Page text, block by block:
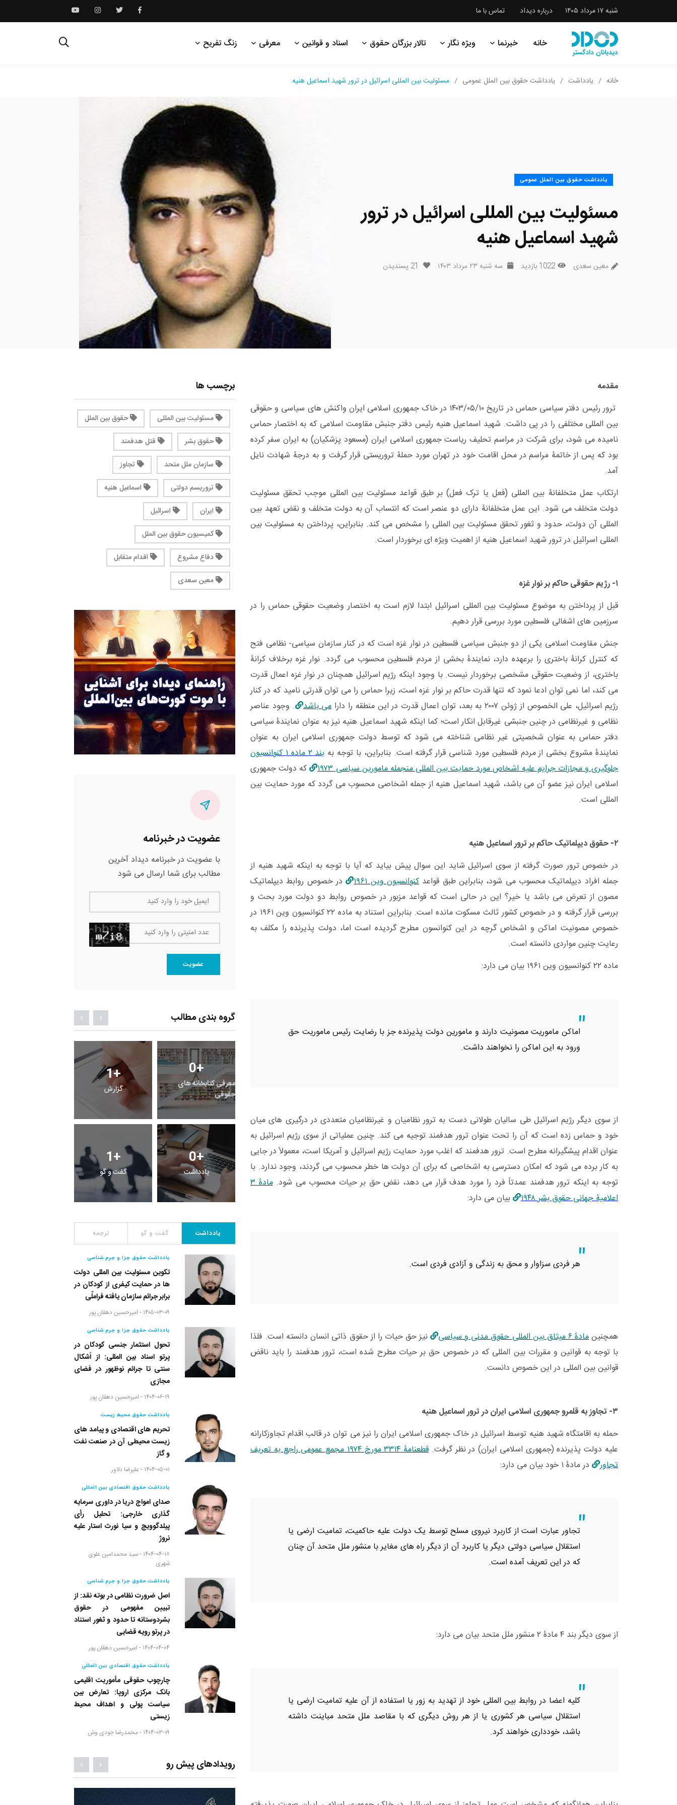
شنبه ۱۷ مرداد ۱۴۰۵ درباره دیداد تماس با ما
خانه خبرنما ویژه نگار تالار بزرگان حقوق اسناد و قوانین معرفی زنگ تفریح
خانه یادداشت یادداشت حقوق بین الملل عمومی مسئولیت بین المللی اسرائیل در ترور شهید اسماعیل هنیه
یادداشت حقوق بین الملل عمومی
مسئولیت بین المللی اسرائیل در ترور
شهید اسماعیل هنیه
معین سعدی 1022 بازدید سه شنبه ۲۳ مرداد ۱۴۰۳ 21 پسندیدن
مقدمه
ترور رئیس دفتر سیاسی حماس در تاریخ ۱۴۰۳/۰۵/۱۰ در خاک جمهوری اسلامی ایران واکنش های سیاسی و حقوقی
بین المللی مختلفی را در پی داشت. شهید اسماعیل هنیه رئیس دفتر جنبش مقاومت اسلامی که به اختصار حماس
نامیده می شود، برای شرکت در مراسم تحلیف ریاست جمهوری اسلامی ایران (مسعود پزشکیان) به ایران سفر کرده
بود که پس از خاتمۀ مراسم در محل اقامت خود در تهران مورد حملۀ تروریستی قرار گرفت و به درجۀ شهادت نایل
آمد.
ارتکاب عمل متخلفانۀ بین المللی (فعل یا ترک فعل) بر طبق قواعد مسئولیت بین المللی موجب تحقق مسئولیت
دولت متخلف می شود. این عمل متخلفانۀ دارای دو عنصر است که انتساب آن به دولت متخلف و نقض تعهد بین
المللی آن دولت، حدود و ثغور تحقق مسئولیت بین المللی را مشخص می کند. بنابراین، پرداختن به مسئولیت بین
المللی اسرائیل در ترور شهید اسماعیل هنیه از اهمیت ویژه ای برخوردار است.
۱- رژیم حقوقی حاکم بر نوار غزه
قبل از پرداختن به موضوع مسئولیت بین المللی اسرائیل ابتدا لازم است به اختصار وضعیت حقوقی حماس را در
سرزمین های اشغالی فلسطین مورد بررسی قرار دهیم.
جنش مقاومت اسلامی یکی از دو جنبش سیاسی فلسطین در نوار غزه است که در کنار سازمان سیاسی- نظامی فتح
که کنترل کرانۀ باختری را برعهده دارد، نمایندۀ بخشی از مردم فلسطین محسوب می گردد. نوار غزه برخلاف کرانۀ
باختری، از وضعیت حقوقی مشخصی برخوردار نیست. با وجود اینکه رژیم اسرائیل همچنان در نوار غزه اعمال قدرت
می کند، اما نمی توان ادعا نمود که تنها قدرت حاکم بر نوار غزه است، زیرا حماس را می توان قدرتی نامید که در کنار
رژیم اسرائیل، علی الخصوص از ژوئن ۲۰۰۷ به بعد، توان اعمال قدرت در این منطقه را دارا
می باشد
. وجود عناصر
نظامی و غیرنظامی در چنین جنبشی غیرقابل انکار است؛ کما اینکه شهید اسماعیل هنیه نیز به عنوان نمایندۀ سیاسی
دفتر حماس به عنوان شخصیتی غیر نظامی شناخته می شود که توسط دولت جمهوری اسلامی ایران به عنوان
نمایندۀ مشروع بخشی از مردم فلسطین مورد شناسی قرار گرفته است. بنابراین، با توجه به
بند ۲ ماده ۱ کنوانسیون
جلوگیری و مجازات جرایم علیه اشخاص مورد حمایت بین المللی منجمله مامورین سیاسی ۱۹۷۳
که دولت جمهوری
اسلامی ایران نیز عضو آن می باشد، شهید اسماعیل هنیه از جمله اشخاصی محسوب می گردد که مورد حمایت بین
المللی است.
۲- حقوق دیپلماتیک حاکم بر ترور اسماعیل هنیه
در خصوص ترور صورت گرفته از سوی اسرائیل شاید این سوال پیش بیاید که آیا با توجه به اینکه شهید هنیه از
جمله افراد دیپلماتیک محسوب می شود، بنابراین طبق قواعد کنوانسیون وین ۱۹۶۱
در خصوص روابط دیپلماتیک
مصون از تعرض می باشد یا خیر؟ این در حالی است که قواعد مزبور در خصوص روابط دو دولت مورد بحث و
بررسی قرار گرفته و در خصوص کشور ثالث مسکوت مانده است. بنابراین استناد به ماده ۲۲ کنوانسیون وین ۱۹۶۱ در
خصوص مصونیت اماکن و اشخاص گرچه در این کنوانسون مطرح گردیده است اما، دولت پذیرنده را مکلف به
رعایت چنین مواردی دانسته است.
ماده ۲۲ کنوانسیون وین ۱۹۶۱ بیان می دارد:
اماکن ماموریت مصونیت دارند و مامورین دولت پذیرنده جز با رضایت رئیس ماموریت حق
ورود به این اماکن را نخواهند داشت.
از سوی دیگر رژیم اسرائیل طی سالیان طولانی دست به ترور نظامیان و غیرنظامیان متعددی در درگیری های میان
خود و حماس زده است که آن را تحت عنوان ترور هدفمند توجیه می کند. چنین عملیاتی از سوی رژیم اسرائیل به
عنوان اقدام پیشگیرانه مطرح است. ترور هدفمند که اغلب مورد حمایت رژیم اسرائیل و آمریکا است، معمولاً در جایی
به کار برده می شود که امکان دسترسی به اشخاصی که برای آن دولت ها خطر محسوب می گردند، وجود ندارد. با
توجه به اینکه ترور هدفمند عمدتاً فرد را مورد هدف قرار می دهد، نقض حق بر حیات محسوب می شود.
مادۀ ۳
اعلامیۀ جهانی حقوق بشر ۱۹۴۸
بیان می دارد:
هر فردی سزاوار و محق به زندگی و آزادی فردی است.
همچنینمادۀ ۶ میثاق بین المللی حقوق مدنی و سیاسی
نیز حق حیات را از حقوق ذاتی انسان دانسته است. فلذا
با توجه به قوانین و مقررات بین المللی که در خصوص حق بر حیات مطرح شده است، ترور هدفمند را باید ناقض
قوانین بین المللی در این خصوص دانست.
۳- تجاوز به قلمرو جمهوری اسلامی ایران در ترور اسماعیل هنیه
حمله به اقامتگاه شهید هنیه توسط اسرائیل در خاک جمهوری اسلامی ایران را نیز می توان در قالب اقدام تجاوزکارانه
علیه دولت پذیرنده (جمهوری اسلامی ایران) در نظر گرفت.
قطعنامۀ ۳۳۱۴ مورخ ۱۹۷۴ مجمع عمومی راجع به تعریف
تجاور
در مادۀ ۱ خود بیان می دارد:
تجاور عبارت است از کاربرد نیروی مسلح توسط یک دولت علیه حاکمیت، تمامیت ارضی یا
استقلال سیاسی دولتی دیگر یا کاربرد آن از دیگر راه های مغایر با منشور ملل متحد آن چنان
که در این تعریف آمده است.
از سوی دیگر بند ۴ مادۀ ۲ منشور ملل متحد بیان می دارد:
کلیه اعضا در روابط بین المللی خود از تهدید به زور یا استفاده از آن علیه تمامیت ارضی یا
استقلال سیاسی هر کشوری یا از هر روش دیگری که با مقاصد ملل متحد مباینت داشته
باشد، خودداری خواهند کرد.
برچسب ها
مسئولیت بین المللی
حقوق بین الملل
حقوق بشر
قتل هدفمند
سازمان ملل متحد
تجاوز
تروریسم دولتی
اسماعیل هنیه
ایران
اسرائیل
کمیسیون حقوق بین الملل
دفاع مشروع
اقدام متقابل
معین سعدی
عضویت در خبرنامه
با عضویت در خبرنامه دیداد آخرین
مطالب برای شما ارسال می شود
ایمیل خود را وارد کنید
عدد امنیتی را وارد کنید
عضویت
گروه بندی مطالب
1+
گزارش
0+
معرفی کتابخانه های
حقوقی
1+
گفت و گو
0+
یادداشت
10+
فراخوان مقاله
82+
رویداد
1+
حقوق و هنر
2+
معرفی کتاب های حقوقی
1+
گفت و گو
یادداشت گفت و گو ترجمه
یادداشت حقوق جزا و جرم شناسی
تکوین مسئولیت بین المللی دولت
ها در حمایت کیفری از کودکان در
برابر جرائم سازمان یافته فراملّی
۱۴۰۵-۰۳-۰۹ - امیرحسین دهقان پور
یادداشت حقوق جزا و جرم شناسی
تحول استثمار جنسی کودکان در
پرتو اسناد بین المللی: از اَشکال
سنتی تا جرائم نوظهور در فضای
مجازی
۱۴۰۴-۰۶-۱۹ - امیرحسین دهقان پور
یادداشت حقوق محیط زیست
تحریم های اقتصادی و پیامد های
زیست محیطی آن در صنعت نفت
و گاز
۱۴۰۴-۰۵-۰۱ - علیرضا دلاور
یادداشت حقوق اقتصادی بین المللی
صدای امواج دریا در داوری سرمایه
گذاری خارجی: تحلیل رأی
پیلدگوویچ و سیا نورث استار علیه
نروژ
۱۴۰۴-۰۴-۱۸ - سید محمدامین علوی
شهری
یادداشت حقوق جزا و جرم شناسی
اصل ضرورت نظامی در بوته نقد: از
تبیین مفهومی در حقوق
بشردوستانه تا حدود و ثغور استناد
در پرتو رویه قضایی
۱۴۰۴-۰۴-۰۴ - امیرحسین دهقان پور
یادداشت حقوق اقتصادی بین المللی
چارچوب حقوقی مأموریت اقلیمی
بانک مرکزی اروپا: تعارض بین
سیاست پولی و اهداف محیط
زیستی
۱۴۰۴-۰۳-۰۹ - محمدرضا جودی وش
رویدادهای پیش رو